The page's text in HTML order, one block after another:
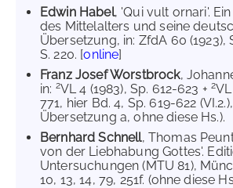
Edwin Habel, 'Qui vult ornari'.
des Mittelalters und seine
Übersetzung, in: ZfdA 60 (1923),
S. 220. [online]
Franz Josef Worstbrock,
in: 2VL 4 (1983), Sp. 612-623 +2
771, hier Bd. 4, Sp. 619-622
Übersetzung a, ohne diese Hs.).
Bernhard Schnell, Thomas
von der Liebhabung Gottes'.
Untersuchungen (MTU 81),
10, 13, 14, 79, 251f. (ohne diese